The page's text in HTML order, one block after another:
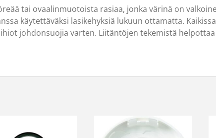
tai ovaalinmuotoista rasiaa, jonka värinä on
käytettäväksi lasikehyksiä lukuun ottamatta.
johdonsuojia varten. Liitäntöjen tekemistä